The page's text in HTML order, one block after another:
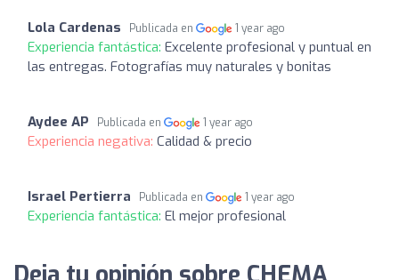
Lola Cardenas Publicada en 1 year ago
Experiencia fantástica: Excelente profesional y puntual en
las entregas. Fotografías muy naturales y bonitas
Aydee AP Publicada en 1 year ago
Experiencia negativa: Calidad & precio
Israel Pertierra Publicada en 1 year ago
Experiencia fantástica: El mejor profesional